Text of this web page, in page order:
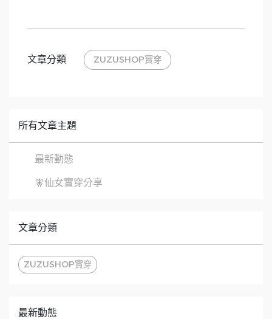
文章分類 ZUZUSHOP實穿
所有文章主題
最新動態
🧚仙女實穿分享
文章分類
ZUZUSHOP實穿
最新動態